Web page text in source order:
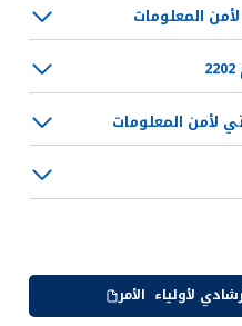
المعلومات
2022
لأمن المعلومات
لأولياء ‬ ‫الأمر‬